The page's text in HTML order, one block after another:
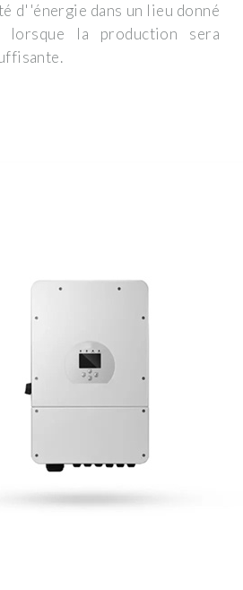
d''énergie dans un lieu donné
lorsque la production sera